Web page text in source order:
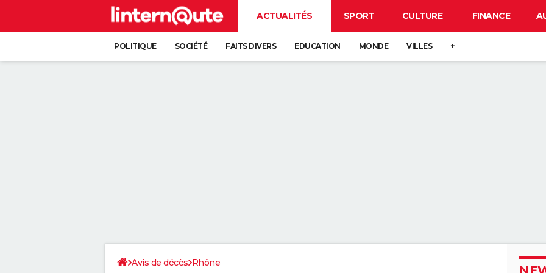
ACTUALITÉS SPORT CULTURE FINANCE
POLITIQUE SOCIÉTÉ FAITS DIVERS EDUCATION MONDE VILLES +
Avis de décès Rhône